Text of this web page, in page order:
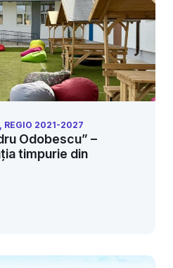
, REGIO 2021-2027
Odobescu” –
timpurie din